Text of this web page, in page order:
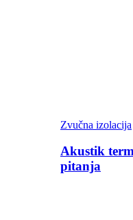
Zvučna izolacija
Akustik
pitanja